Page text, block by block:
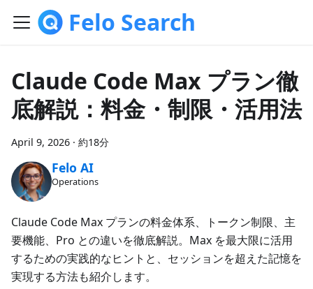
Felo Search
Claude Code Max プラン徹
底解説：料金・制限・活用法
April 9, 2026 · 約18分
Felo AI
Operations
Claude Code Max プランの料金体系、トークン制限、主
要機能、Pro との違いを徹底解説。Max を最大限に活用
するための実践的なヒントと、セッションを超えた記憶を
実現する方法も紹介します。